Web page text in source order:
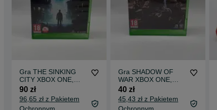
Gra THE SINKING
CITY XBOX ONE,
Komis Jasło
Czackiego
90 zł
96,65 zł z Pakietem
Gra SHADOW OF
WAR XBOX ONE,
Komis Jasło
Czackiego
40 zł
45,43 zł z Pakietem